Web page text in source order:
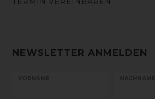
NEWSLETTER ANMELDEN
VORNAME NACHNAME